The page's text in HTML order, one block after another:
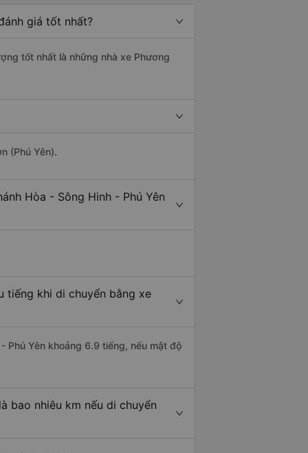
giá tốt nhất?
tốt nhất là những nhà xe Phương
(Phú Yên).
Hòa - Sông Hinh - Phú Yên
tiếng khi di chuyển bằng xe
Phú Yên khoảng 6.9 tiếng, nếu mật độ
bao nhiêu km nếu di chuyển